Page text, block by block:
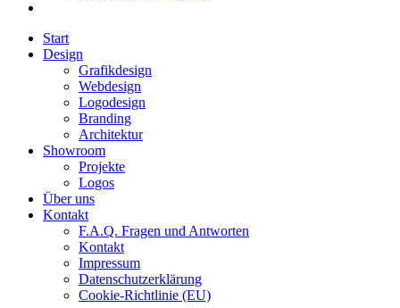
Start
Design
Grafikdesign
Webdesign
Logodesign
Branding
Architektur
Showroom
Projekte
Logos
Über uns
Kontakt
F.A.Q. Fragen und Antworten
Kontakt
Impressum
Datenschutzerklärung
Cookie-Richtlinie (EU)